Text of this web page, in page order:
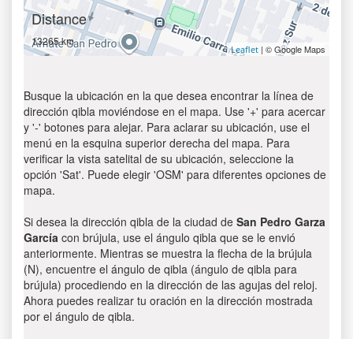
Distance
13265 km
Leaflet | © Google Maps
Busque la ubicación en la que desea encontrar la línea de
dirección qibla moviéndose en el mapa. Use '+' para acercar
y '-' botones para alejar. Para aclarar su ubicación, use el
menú en la esquina superior derecha del mapa. Para
verificar la vista satelital de su ubicación, seleccione la
opción 'Sat'. Puede elegir 'OSM' para diferentes opciones de
mapa.
Si desea la dirección qibla de la ciudad de San Pedro Garza
García con brújula, use el ángulo qibla que se le envió
anteriormente. Mientras se muestra la flecha de la brújula
(N), encuentre el ángulo de qibla (ángulo de qibla para
brújula) procediendo en la dirección de las agujas del reloj.
Ahora puedes realizar tu oración en la dirección mostrada
por el ángulo de qibla.